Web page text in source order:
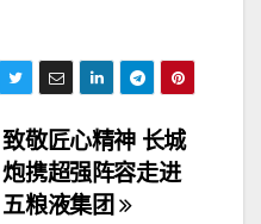
致敬匠心精神 长城
炮携超强阵容走进
五粮液集团